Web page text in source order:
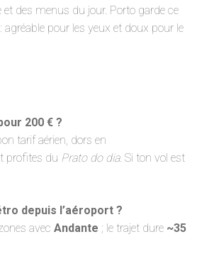
des menus du jour. Porto garde ce
: agréable pour les yeux et doux pour le
200 € ?
tarif aérien, dors en
profites du Prato do dia. Si ton vol est
depuis l’aéroport ?
avec Andante ; le trajet dure ~35